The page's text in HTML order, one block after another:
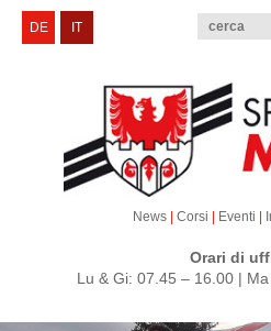
News | Corsi | Eventi |
Orari di
Lu & Gi: 07.45 – 16.00 |
DE
IT
menu
Sportclub Merano
Corsi e Eventi
Servizi e Contatti